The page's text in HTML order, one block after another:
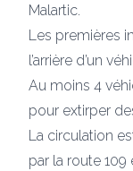
Malartic.
Les premières
l’arrière d’un
Au moins 4
pour extirper
La circulation
par la route 109